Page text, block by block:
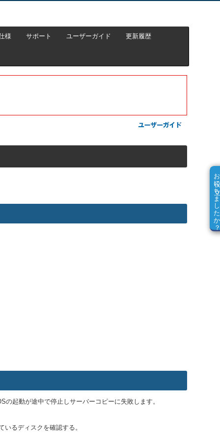
様 サポート ユーザーガイド 更新履歴
起動が途中で停止しサーバーコピーに失敗します。
るディスクを確認する。
お役に立